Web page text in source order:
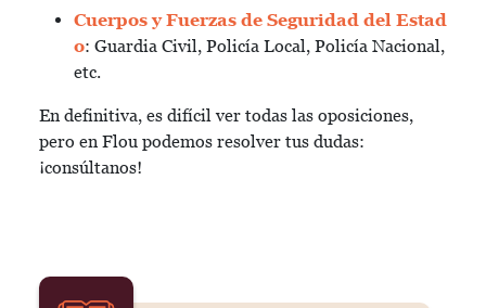
Cuerpos y Fuerzas de Seguridad del Estad
o: Guardia Civil, Policía Local, Policía Nacional,
etc.
En definitiva, es difícil ver todas las oposiciones,
pero en Flou podemos resolver tus dudas:
¡consúltanos!